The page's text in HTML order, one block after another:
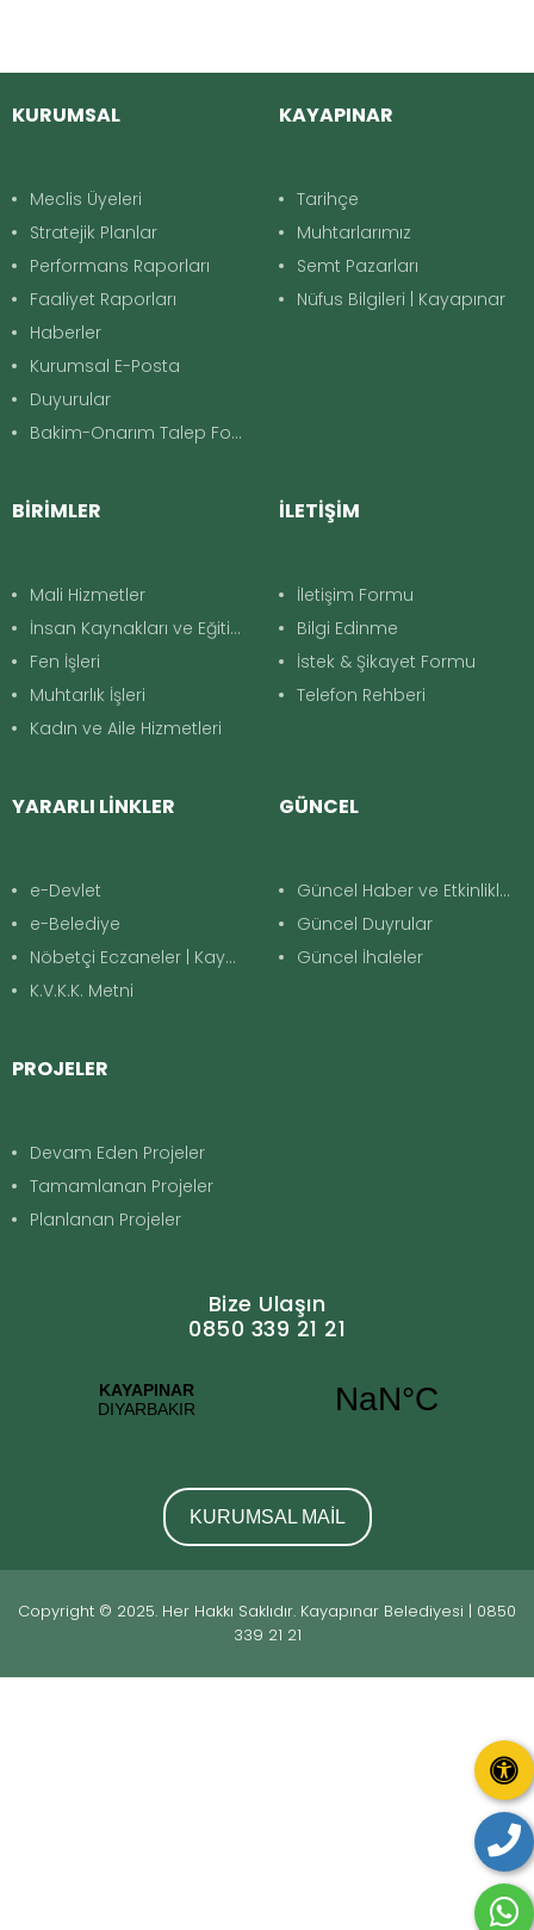
KURUMSAL
Meclis Üyeleri
Stratejik Planlar
Performans Raporları
Faaliyet Raporları
Haberler
Kurumsal E-Posta
Duyurular
Bakim-Onarım Talep Formu
KAYAPINAR
Tarihçe
Muhtarlarımız
Semt Pazarları
Nüfus Bilgileri | Kayapınar
BİRİMLER
Mali Hizmetler
İnsan Kaynakları ve Eğitim
Fen İşleri
Muhtarlık İşleri
Kadın ve Aile Hizmetleri
İLETİŞİM
İletişim Formu
Bilgi Edinme
İstek & Şikayet Formu
Telefon Rehberi
YARARLI LİNKLER
e-Devlet
e-Belediye
Nöbetçi Eczaneler | Kayapınar
K.V.K.K. Metni
GÜNCEL
Güncel Haber ve Etkinlikler
Güncel Duyrular
Güncel İhaleler
PROJELER
Devam Eden Projeler
Tamamlanan Projeler
Planlanan Projeler
Bize Ulaşın
0850 339 21 21
KURUMSAL MAİL
Copyright © 2025. Her Hakkı Saklıdır. Kayapınar Belediyesi | 0850
339 21 21